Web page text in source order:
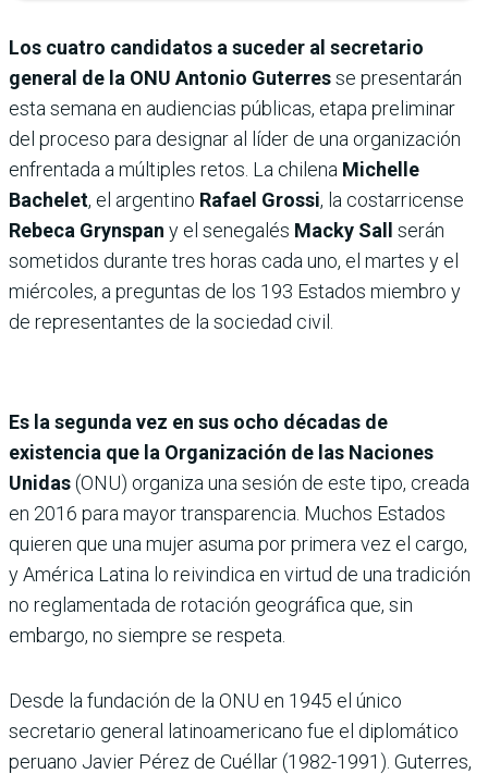
Los cuatro candidatos a suceder al secretario
general de la ONU Antonio Guterresse presentarán
esta semana en audiencias públicas, etapa preliminar
del proceso para designar al líder de una organización
enfrentada a múltiples retos. La chilena Michelle
Bachelet, el argentino Rafael Grossi, la costarricense
Rebeca Grynspan y el senegalés Macky Sall serán
sometidos durante tres horas cada uno, el martes y el
miércoles, a preguntas de los 193 Estados miembro y
de representantes de la sociedad civil.
Es la segunda vez en sus ocho décadas de
existencia que la Organización de las Naciones
Unidas(ONU) organiza una sesión de este tipo, creada
en 2016 para mayor transparencia. Muchos Estados
quieren que una mujer asuma por primera vez el cargo,
y América Latina lo reivindica en virtud de una tradición
no reglamentada de rotación geográfica que, sin
embargo, no siempre se respeta.
Desde la fundación de la ONU en 1945 el único
secretario general latinoamericano fue el diplomático
peruano Javier Pérez de Cuéllar (1982-1991). Guterres,